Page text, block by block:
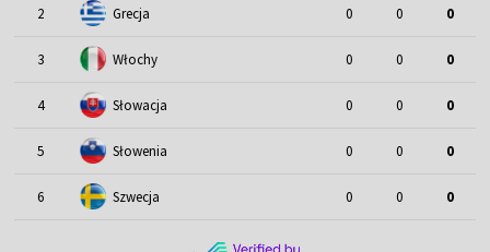
2 Grecja 0 0 0
3 Włochy 0 0 0
4 Słowacja 0 0 0
5 Słowenia 0 0 0
6 Szwecja 0 0 0